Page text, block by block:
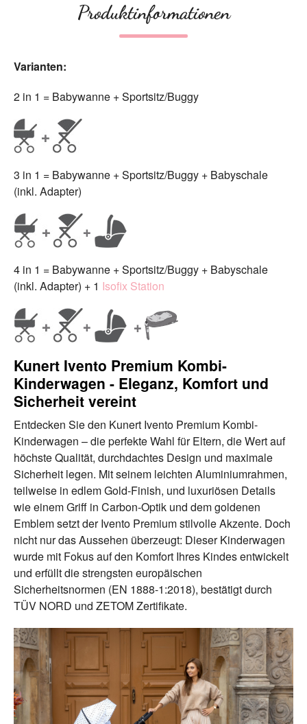
Produktinformationen
Varianten:
2 in 1 = Babywanne + Sportsitz/Buggy
3 in 1 = Babywanne + Sportsitz/Buggy + Babyschale
(inkl. Adapter)
4 in 1 = Babywanne + Sportsitz/Buggy + Babyschale
(inkl. Adapter) + 1 Isofix Station
Kunert Ivento Premium Kombi-
Kinderwagen - Eleganz, Komfort und
Sicherheit vereint
Entdecken Sie den Kunert Ivento Premium Kombi-
Kinderwagen – die perfekte Wahl für Eltern, die Wert auf
höchste Qualität, durchdachtes Design und maximale
Sicherheit legen. Mit seinem leichten Aluminiumrahmen,
teilweise in edlem Gold-Finish, und luxuriösen Details
wie einem Griff in Carbon-Optik und dem goldenen
Emblem setzt der Ivento Premium stilvolle Akzente. Doch
nicht nur das Aussehen überzeugt: Dieser Kinderwagen
wurde mit Fokus auf den Komfort Ihres Kindes entwickelt
und erfüllt die strengsten europäischen
Sicherheitsnormen (EN 1888-1:2018), bestätigt durch
TÜV NORD und ZETOM Zertifikate.